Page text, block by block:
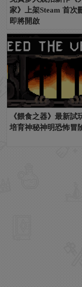
家》上架Steam 首次
即將開啟
《餵食之器》最新試
培育神秘神明恐怖冒